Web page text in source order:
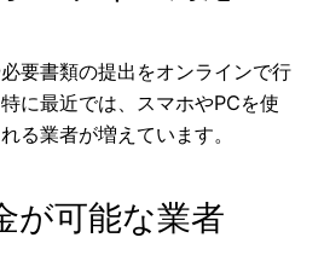
要書類の提出をオンラインで行
に最近では、スマホやPCを使
る業者が増えています。
可能な業者